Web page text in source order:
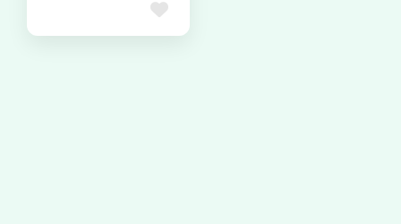
Favorite